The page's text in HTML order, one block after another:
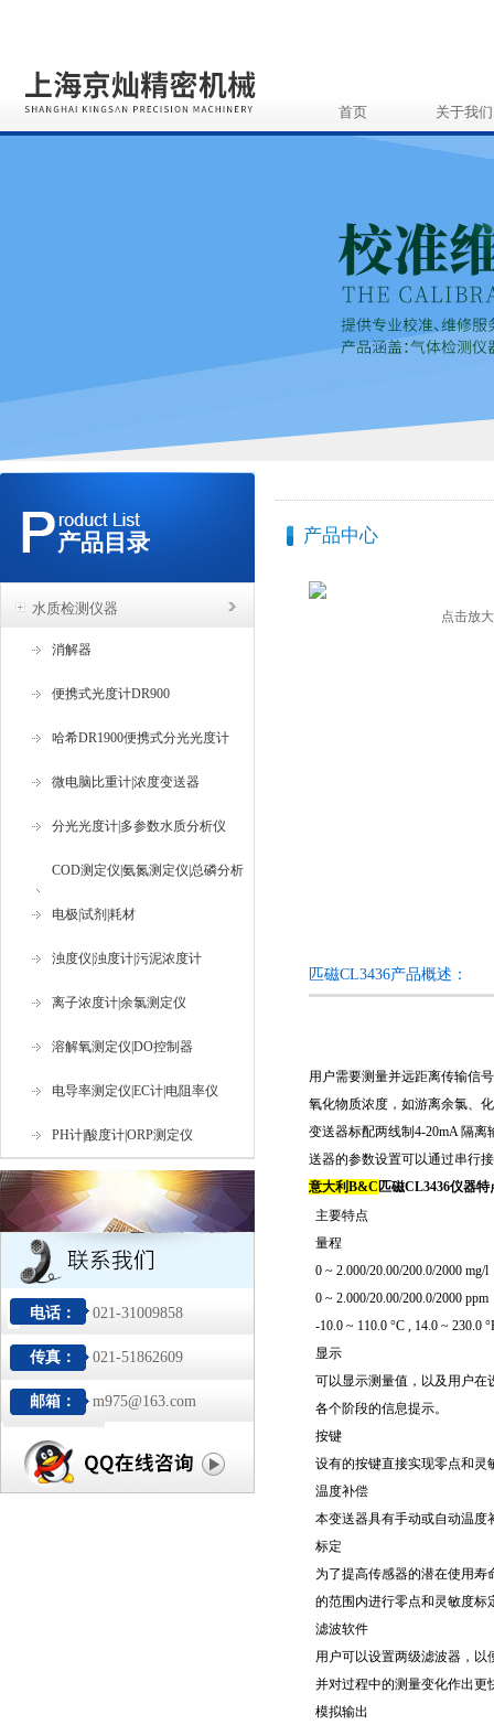
首页 关于我们
产品目录
水质检测仪器
消解器
便携式光度计DR900
哈希DR1900便携式分光光度计
微电脑比重计|浓度变送器
分光光度计|多参数水质分析仪
COD测定仪|氨氮测定仪|总磷分析
仪
电极|试剂|耗材
浊度仪|浊度计|污泥浓度计
离子浓度计|余氯测定仪
溶解氧测定仪|DO控制器
电导率测定仪|EC计|电阻率仪
PH计|酸度计|ORP测定仪
电话： 021-31009858
传真： 021-51862609
邮箱： m975@163.com
产品中心
点击放大
匹磁CL3436产品概述：
用户需要测量并远距离传输信
氧化物质浓度，如游离余氯、
变送器标配两线制4-20mA 隔
送器的参数设置可以通过串行
意大利B&C 匹磁CL3436仪器特
主要特点
量程
0 ~ 2.000/20.00/200.0/2000 mg/l
0 ~ 2.000/20.00/200.0/2000 ppm
-10.0 ~ 110.0 °C , 14.0 ~ 230.0
显示
可以显示测量值，以及用户在
各个阶段的信息提示。
按键
设有的按键直接实现零点和灵
温度补偿
本变送器具有手动或自动温度
标定
为了提高传感器的潜在使用寿
的范围内进行零点和灵敏度标
滤波软件
用户可以设置两级滤波器，以
并对过程中的测量变化作出更
模拟输出